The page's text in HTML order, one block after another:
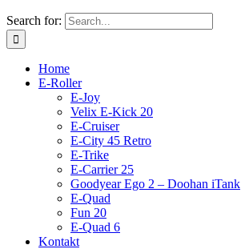
Search for:
Home
E-Roller
E-Joy
Velix E-Kick 20
E-Cruiser
E-City 45 Retro
E-Trike
E-Carrier 25
Goodyear Ego 2 – Doohan iTank
E-Quad
Fun 20
E-Quad 6
Kontakt